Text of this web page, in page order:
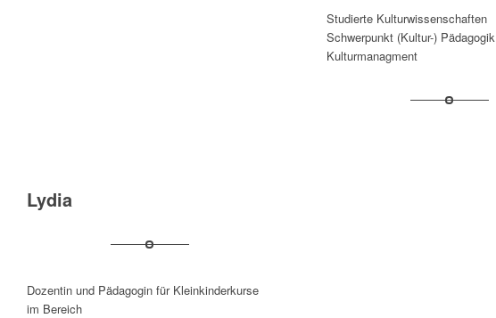
Studierte Kulturwissenschaften
Schwerpunkt (Kultur-) Pädagogik
Kulturmanagment
Lydia
Dozentin und Pädagogin für Kleinkinderkurse
im Bereich